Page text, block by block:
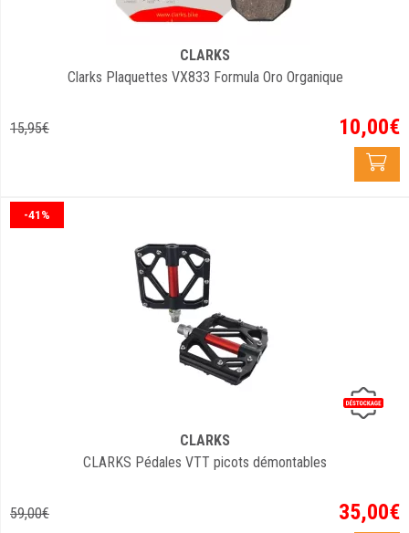
CLARKS
Clarks Plaquettes VX833 Formula Oro Organique
15,95€ 10,00€
-41%
CLARKS
CLARKS Pédales VTT picots démontables
59,00€ 35,00€